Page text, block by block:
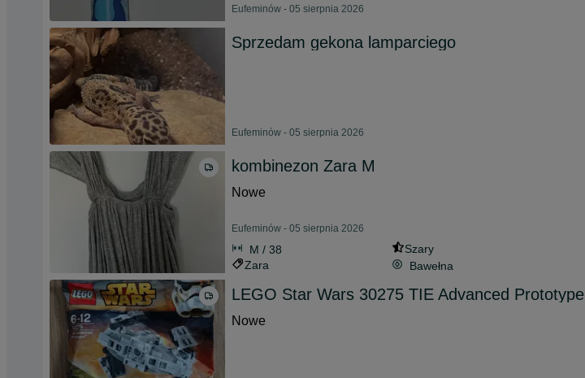
Eufeminów - 05 sierpnia 2026
Sprzedam gekona lamparciego
Eufeminów - 05 sierpnia 2026
kombinezon Zara M
Nowe
Eufeminów - 05 sierpnia 2026
M / 38
Szary
Zara
Bawełna
LEGO Star Wars 30275 TIE Advanced Prototype
Nowe